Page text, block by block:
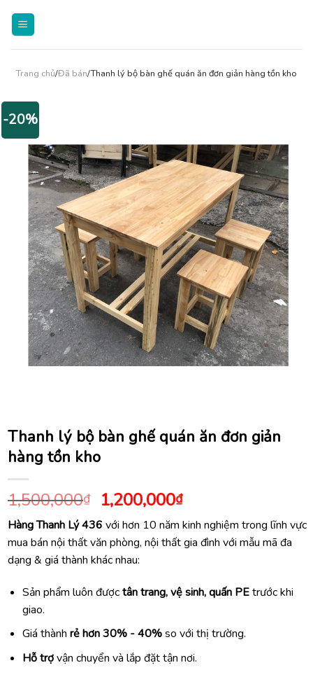
Trang chủ/Đã bán/Thanh lý bộ bàn ghế quán ăn đơn giản hàng tồn kho
-20%
Thanh lý bộ bàn ghế quán ăn đơn giản
hàng tồn kho
1,500,000₫ Giá
gốc
là:
1,500,000₫.
1,200,000₫Giá
hiện
tại
là:
Hàng Thanh Lý 436 với hơn 10 năm kinh nghiệm trong lĩnh vực
mua bán nội thất văn phòng, nội thất gia đình với mẫu mã đa
dạng & giá thành khác nhau:
Sản phẩm luôn đượctân trang, vệ sinh, quấn PEtrước khi
giao.
Giá thành rẻ hơn 30% - 40%so với thị trường.
Hỗ trợvận chuyển và lắp đặt tận nơi.